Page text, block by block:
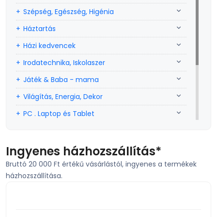
Szépség, Egészség, Higénia
Háztartás
Házi kedvencek
Irodatechnika, Iskolaszer
Játék & Baba - mama
Világítás, Energia, Dekor
PC . Laptop és Tablet
Szerszám, Barkácsolás
Telefon, Okos eszköz, GPS
Ingyenes házhozszállítás*
Bruttó 20 000 Ft értékű vásárlástól, ingyenes a termékek
házhozszállítása.